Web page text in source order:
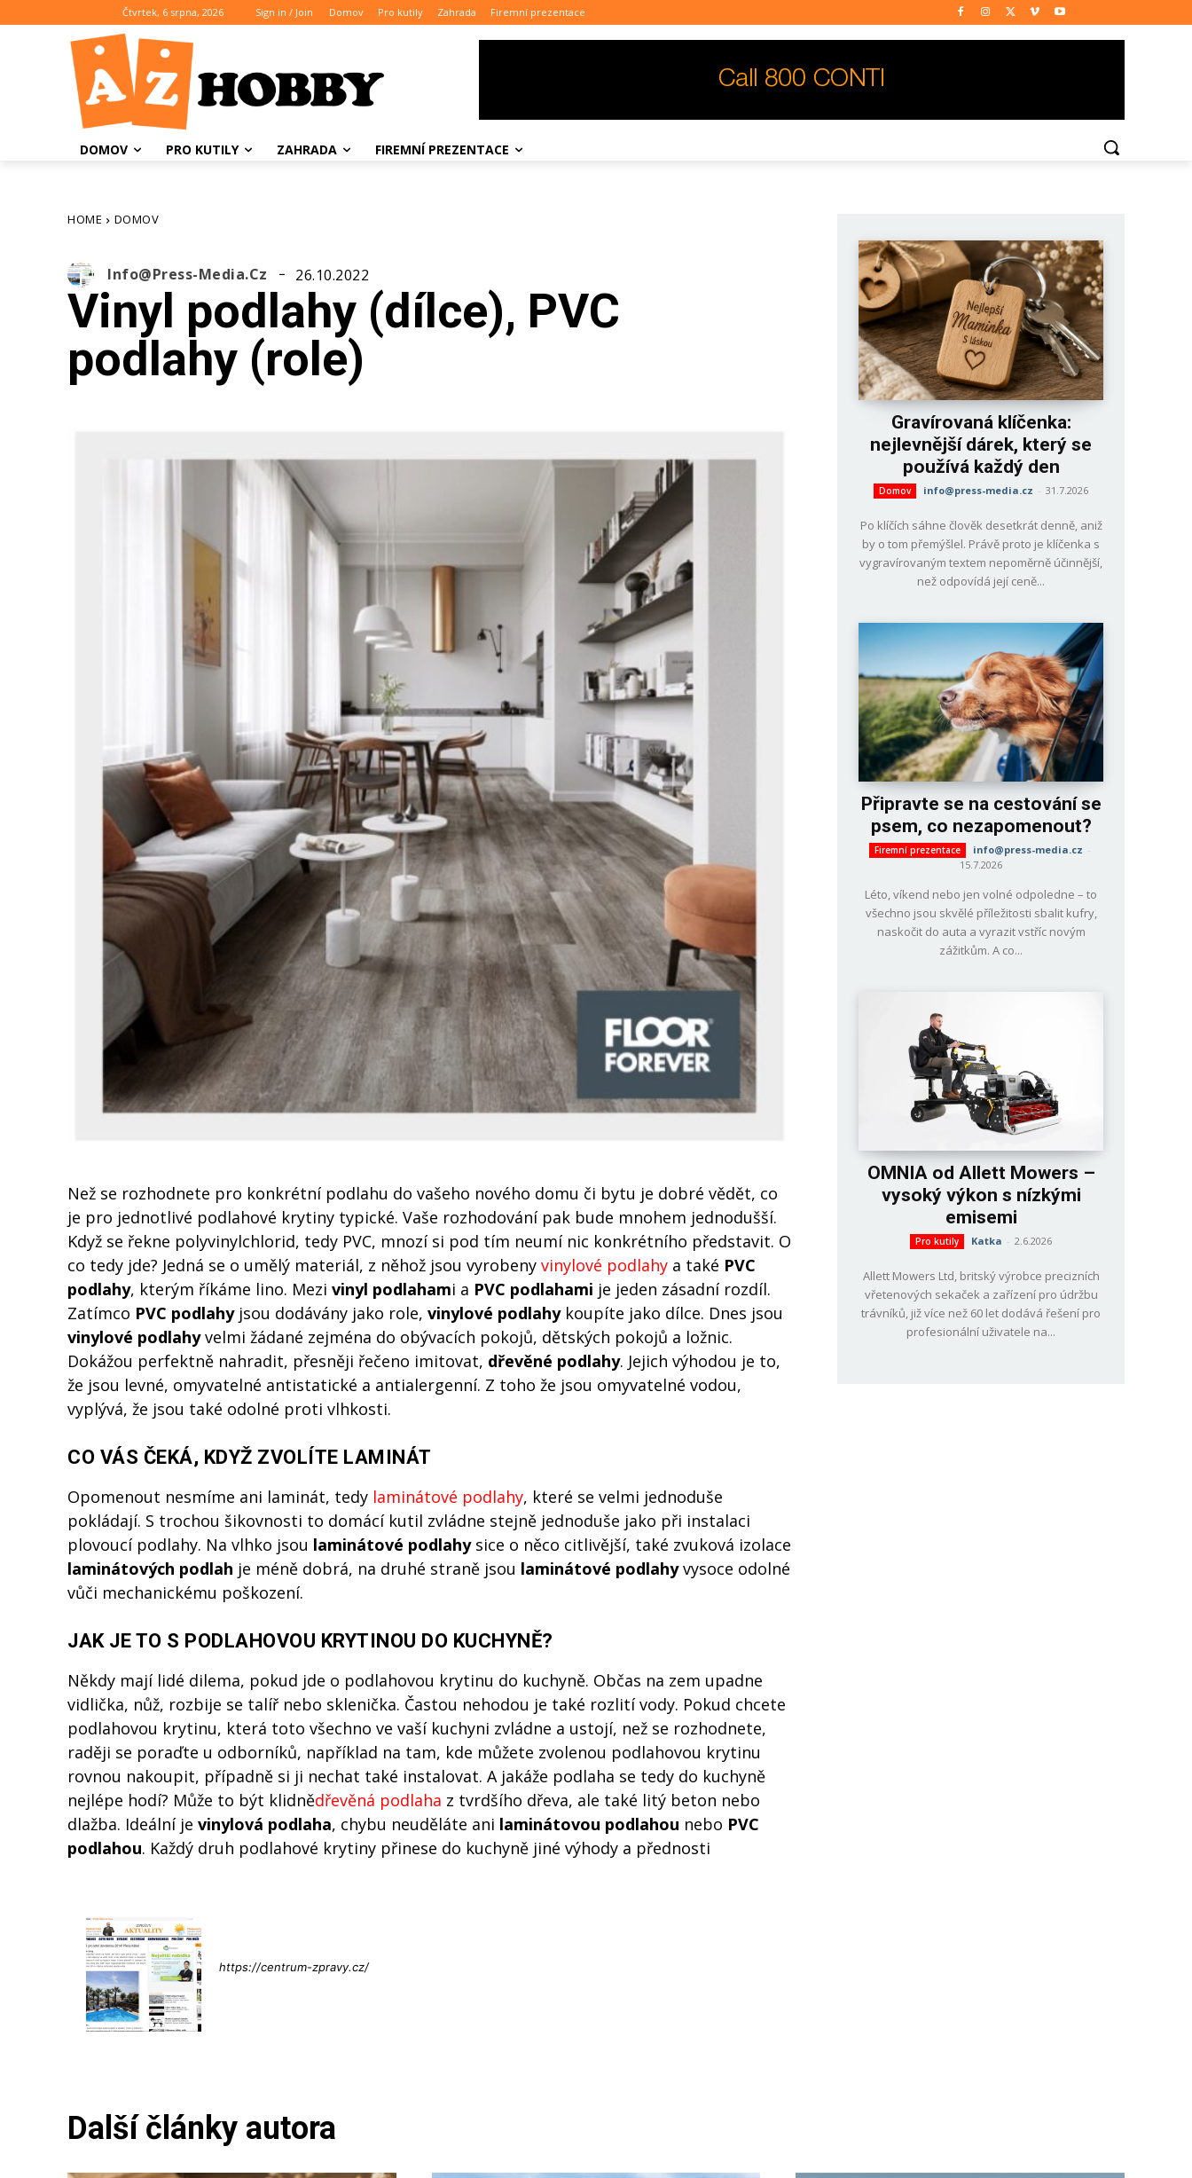
Čtvrtek, 6 srpna, 2026 Sign in / Join Domov Pro kutily Zahrada Firemní prezentace
DOMOV PRO KUTILY ZAHRADA FIREMNÍ PREZENTACE
HOME DOMOV
Info@press-Media.cz 26.10.2022
Vinyl podlahy (dílce), PVC
podlahy (role)
Než se rozhodnete pro konkrétní podlahu do vašeho nového domu či bytu je dobré vědět, co
je pro jednotlivé podlahové krytiny typické. Vaše rozhodování pak bude mnohem jednodušší.
Když se řekne polyvinylchlorid, tedy PVC, mnozí si pod tím neumí nic konkrétního představit. O
co tedy jde? Jedná se o umělý materiál, z něhož jsou vyrobeny vinylové podlahy a také PVC
podlahy, kterým říkáme lino. Mezi vinyl podlahami a PVC podlahami je jeden zásadní rozdíl.
Zatímco PVC podlahy jsou dodávány jako role, vinylové podlahykoupíte jako dílce. Dnes jsou
vinylové podlahyvelmi žádané zejména do obývacích pokojů, dětských pokojů a ložnic.
Dokážou perfektně nahradit, přesněji řečeno imitovat, dřevěné podlahy. Jejich výhodou je to,
že jsou levné, omyvatelné antistatické a antialergenní. Z toho že jsou omyvatelné vodou,
vyplývá, že jsou také odolné proti vlhkosti.
CO VÁS ČEKÁ, KDYŽ ZVOLÍTE LAMINÁT
Opomenout nesmíme ani laminát, tedy laminátové podlahy, které se velmi jednoduše
pokládají. S trochou šikovnosti to domácí kutil zvládne stejně jednoduše jako při instalaci
plovoucí podlahy. Na vlhko jsou laminátové podlahysice o něco citlivější, také zvuková izolace
laminátových podlah je méně dobrá, na druhé straně jsou laminátové podlahyvysoce odolné
vůči mechanickému poškození.
JAK JE TO S PODLAHOVOU KRYTINOU DO KUCHYNĚ?
Někdy mají lidé dilema, pokud jde o podlahovou krytinu do kuchyně. Občas na zem upadne
vidlička, nůž, rozbije se talíř nebo sklenička. Častou nehodou je také rozlití vody. Pokud chcete
podlahovou krytinu, která toto všechno ve vaší kuchyni zvládne a ustojí, než se rozhodnete,
raději se poraďte u odborníků, například na tam, kde můžete zvolenou podlahovou krytinu
rovnou nakoupit, případně si ji nechat také instalovat. A jakáže podlaha se tedy do kuchyně
nejlépe hodí? Může to být klidnědřevěná podlaha z tvrdšího dřeva, ale také litý beton nebo
dlažba. Ideální je vinylová podlaha, chybu neuděláte ani laminátovou podlahou nebo PVC
podlahou. Každý druh podlahové krytiny přinese do kuchyně jiné výhody a přednosti
https://centrum-zpravy.cz/
Gravírovaná klíčenka:
nejlevnější dárek, který se
používá každý den
Domov info@press-media.cz - 31.7.2026
Po klíčích sáhne člověk desetkrát denně, aniž
by o tom přemýšlel. Právě proto je klíčenka s
vygravírovaným textem nepoměrně účinnější,
než odpovídá její ceně...
Připravte se na cestování se
psem, co nezapomenout?
Firemní prezentace info@press-media.cz -
15.7.2026
Léto, víkend nebo jen volné odpoledne – to
všechno jsou skvělé příležitosti sbalit kufry,
naskočit do auta a vyrazit vstříc novým
zážitkům. A co...
OMNIA od Allett Mowers –
vysoký výkon s nízkými
emisemi
Pro kutily Katka - 2.6.2026
Allett Mowers Ltd, britský výrobce precizních
vřetenových sekaček a zařízení pro údržbu
trávníků, již více než 60 let dodává řešení pro
profesionální uživatele na...
Další články autora